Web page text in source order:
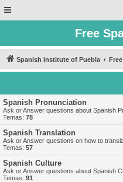
Free
Spanish Institute of Puebla
Spanish Pronunciation
Ask or Answer questions about Spanish
Temas: 78
Spanish Translation
Ask or Answer questions on how to
Temas: 57
Spanish Culture
Ask or Answer questions about Spanish
Temas: 91